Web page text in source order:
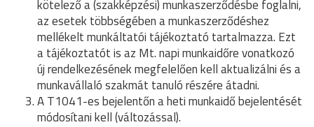
kötelező a (szakképzési) munkaszerződésbe foglalni,
az esetek többségében a munkaszerződéshez
mellékelt munkáltatói tájékoztató tartalmazza. Ezt
a tájékoztatót is az Mt. napi munkaidőre vonatkozó
új rendelkezésének megfelelően kell aktualizálni és a
munkavállaló szakmát tanuló részére átadni.
A T1041-es bejelentőn a heti munkaidő bejelentését
módosítani kell (változással).